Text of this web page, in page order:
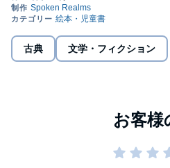
古典 文学・フィクション